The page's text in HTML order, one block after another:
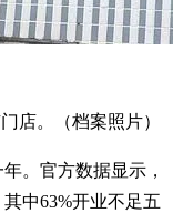
店。（档案照片）
。官方数据显示，
中63%开业不足五